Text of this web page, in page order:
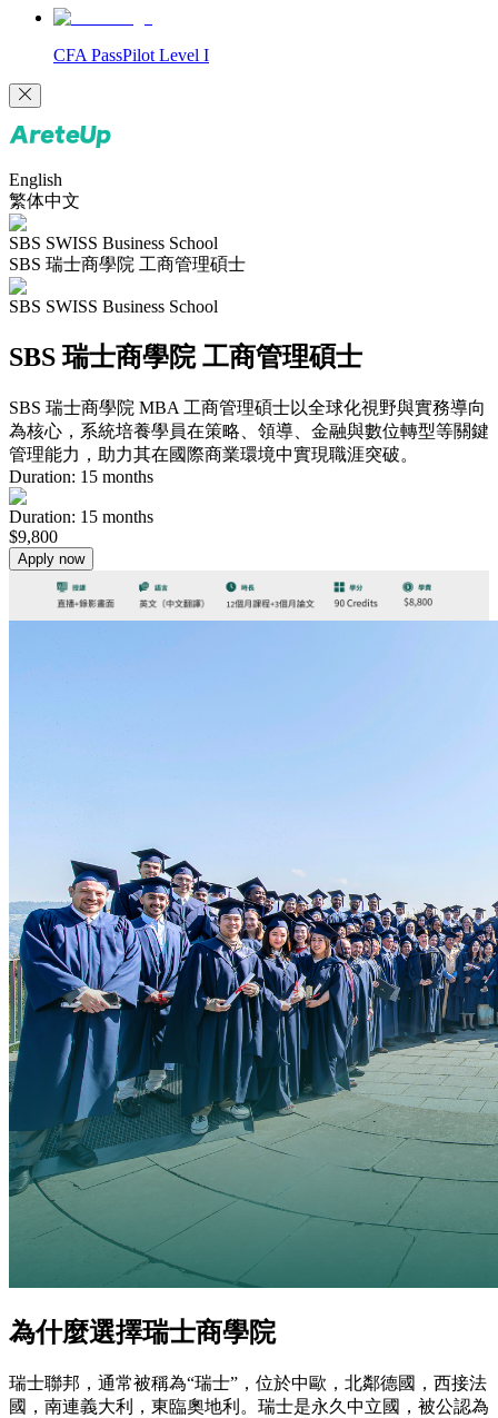
CFA PassPilot Level I
English
繁体中文
SBS SWISS Business School
SBS 瑞士商學院 工商管理碩士
SBS SWISS Business School
SBS 瑞士商學院 工商管理碩士
SBS 瑞士商學院 MBA 工商管理碩士以全球化視野與實務導向
為核心，系統培養學員在策略、領導、金融與數位轉型等關鍵
管理能力，助力其在國際商業環境中實現職涯突破。
Duration: 15 months
Duration: 15 months
$9,800
Apply now
為什麼選擇瑞士商學院
瑞士聯邦，通常被稱為“瑞士”，位於中歐，北鄰德國，西接法
國，南連義大利，東臨奧地利。瑞士是永久中立國，被公認為